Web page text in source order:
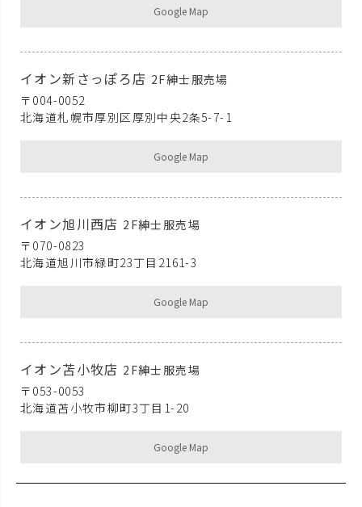
Google Map
イオン新さっぽろ店 2F紳士服売場
〒004-0052
北海道札幌市厚別区厚別中央2条5-7-1
Google Map
イオン旭川西店 2F紳士服売場
〒070-0823
北海道旭川市緑町23丁目2161-3
Google Map
イオン苫小牧店 2F紳士服売場
〒053-0053
北海道苫小牧市柳町3丁目1-20
Google Map